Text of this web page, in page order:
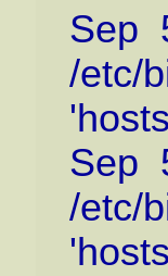
Sep
/etc/
Sep
/etc/